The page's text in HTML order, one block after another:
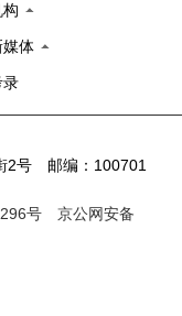
体
录
2号 邮编：100701
号
京公网安备